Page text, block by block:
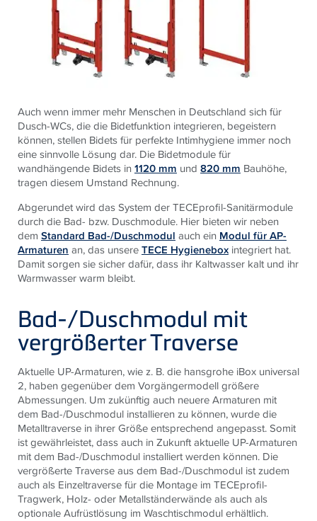
Auch wenn immer mehr Menschen in Deutschland sich für
Dusch-WCs, die die Bidetfunktion integrieren, begeistern
können, stellen Bidets für perfekte Intimhygiene immer noch
eine sinnvolle Lösung dar. Die Bidetmodule für
wandhängende Bidets in1120 mm und 820 mm Bauhöhe,
tragen diesem Umstand Rechnung.
Abgerundet wird das System der TECEprofil-Sanitärmodule
durch die Bad- bzw. Duschmodule. Hier bieten wir neben
dem Standard Bad-/Duschmodul auch ein Modul für AP-
Armaturen an, das unsereTECE Hygienebox integriert hat.
Damit sorgen sie sicher dafür, dass ihr Kaltwasser kalt und ihr
Warmwasser warm bleibt.
Bad-/Duschmodul mit
vergrößerter Traverse
Aktuelle UP-Armaturen, wie z. B. die hansgrohe iBox universal
2, haben gegenüber dem Vorgängermodell größere
Abmessungen. Um zukünftig auch neuere Armaturen mit
dem Bad-/Duschmodul installieren zu können, wurde die
Metalltraverse in ihrer Größe entsprechend angepasst. Somit
ist gewährleistet, dass auch in Zukunft aktuelle UP-Armaturen
mit dem Bad-/Duschmodul installiert werden können. Die
vergrößerte Traverse aus dem Bad-/Duschmodul ist zudem
auch als Einzeltraverse für die Montage im TECEprofil-
Tragwerk, Holz- oder Metallständerwände als auch als
optionale Aufrüstlösung im Waschtischmodul erhältlich.